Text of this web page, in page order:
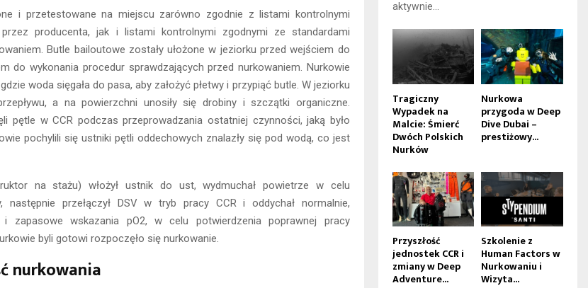
i przetestowane na miejscu zarówno zgodnie z listami kontrolnymi
producenta, jak i listami kontrolnymi zgodnymi ze standardami
Butle bailoutowe zostały ułożone w jeziorku przed wejściem do
do wykonania procedur sprawdzających przed nurkowaniem. Nurkowie
woda sięgała do pasa, aby założyć płetwy i przypiąć butle. W jeziorku
a na powierzchni unosiły się drobiny i szczątki organiczne.
pętle w CCR podczas przeprowadzania ostatniej czynności, jaką było
pochylili się ustniki pętli oddechowych znalazły się pod wodą, co jest
na stażu) włożył ustnik do ust, wydmuchał powietrze w celu
przełączył DSV w tryb pracy CCR i oddychał normalnie,
i zapasowe wskazania pO2, w celu potwierdzenia poprawnej pracy
byli gotowi rozpoczęło się nurkowanie.
nurkowania
aktywnie...
Tragiczny
Wypadek na
Malcie: Śmierć
Dwóch Polskich
Nurków
Nurkowa
przygoda w Deep
Dive Dubai –
prestiżowy...
Przyszłość
jednostek CCR i
zmiany w Deep
Adventure...
Szkolenie z
Human Factors w
Nurkowaniu i
Wizyta...